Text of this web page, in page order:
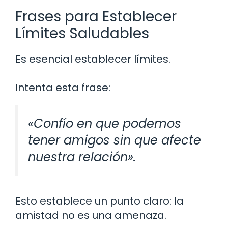
Frases para Establecer
Límites Saludables
Es esencial establecer límites.
Intenta esta frase:
«Confío en que podemos
tener amigos sin que afecte
nuestra relación».
Esto establece un punto claro: la
amistad no es una amenaza.